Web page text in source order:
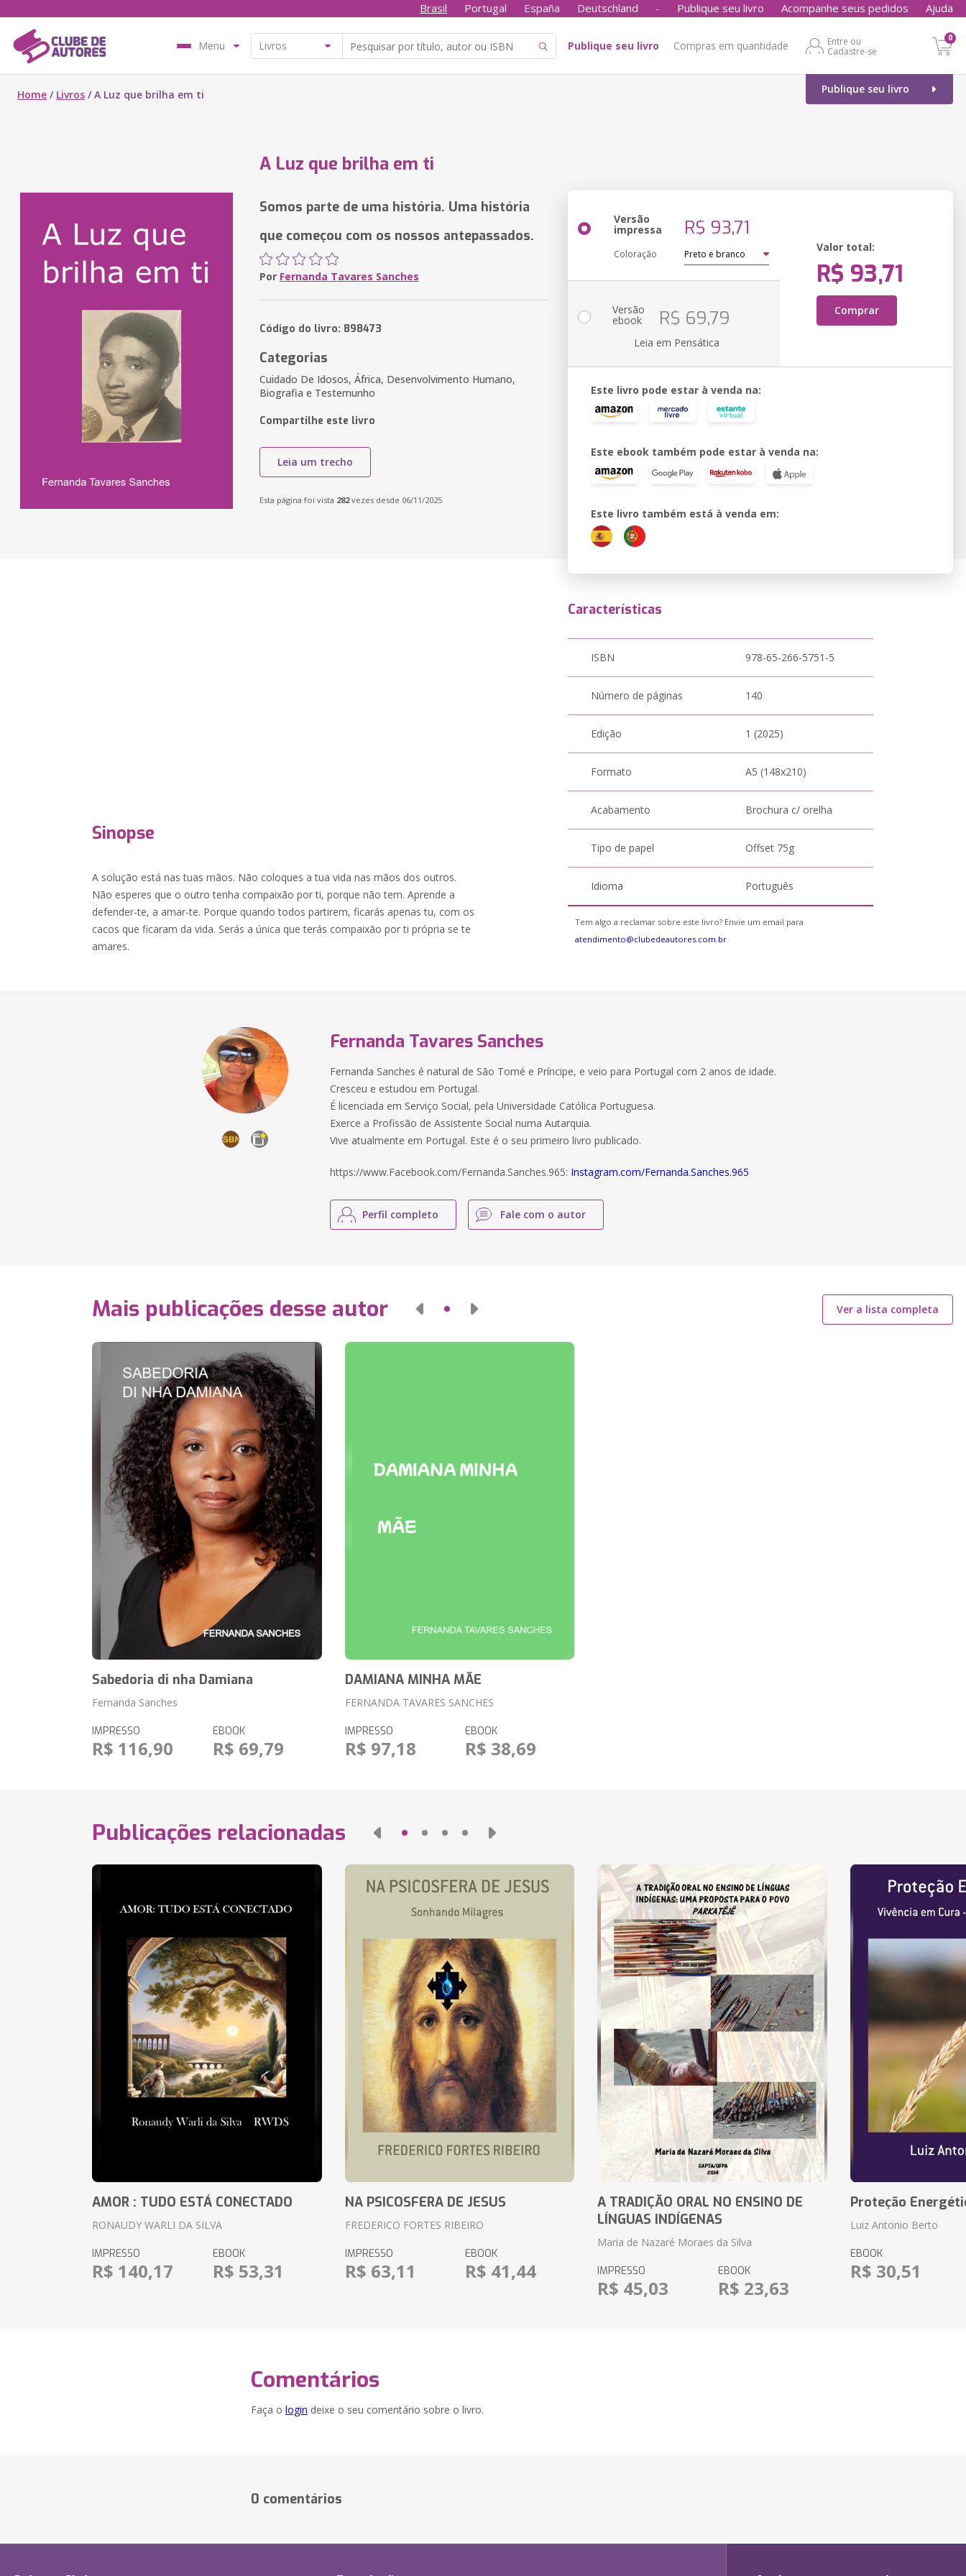
Brasil Portugal España Deutschland - Publique seu livro Acompanhe seus pedidos Ajuda
Menu Publique seu livro Compras em quantidade
Entre ou
Cadastre-se
0
Publique seu livro
Home / Livros /A Luz que brilha em ti
A Luz que brilha em ti
Somos parte de uma história. Uma história
que começou com os nossos antepassados.
Por Fernanda Tavares Sanches
Código do livro: 898473
Categorias
Cuidado De Idosos, África, Desenvolvimento Humano,
Biografia e Testemunho
Compartilhe este livro
Leia um trecho
Esta página foi vista 282vezes desde 06/11/2025
Versão
impressa R$ 93,71
Coloração
Valor total:
R$ 93,71
Comprar
Versão
ebook R$ 69,79
Leia em Pensática
Este livro pode estar à venda na:
Este ebook também pode estar à venda na:
Este livro também está à venda em:
Sinopse
A solução está nas tuas mãos. Não coloques a tua vida nas mãos dos outros.
Não esperes que o outro tenha compaixão por ti, porque não tem. Aprende a
defender-te, a amar-te. Porque quando todos partirem, ficarás apenas tu, com os
cacos que ficaram da vida. Serás a única que terás compaixão por ti própria se te
amares.
Características
ISBN 978-65-266-5751-5
Número de páginas 140
Edição 1 (2025)
Formato A5 (148x210)
Acabamento Brochura c/ orelha
Tipo de papel Offset 75g
Idioma Português
Tem algo a reclamar sobre este livro? Envie um email para
atendimento@clubedeautores.com.br
Fernanda Tavares Sanches
Fernanda Sanches é natural de São Tomé e Príncipe, e veio para Portugal com 2 anos de idade.
Cresceu e estudou em Portugal.
É licenciada em Serviço Social, pela Universidade Católica Portuguesa.
Exerce a Profissão de Assistente Social numa Autarquia.
Vive atualmente em Portugal. Este é o seu primeiro livro publicado.
https://www.Facebook.com/Fernanda.Sanches.965: Instagram.com/Fernanda.Sanches.965
Perfil completo Fale com o autor
Mais publicações desse autor Ver a lista completa
Sabedoria di nha Damiana
Fernanda Sanches
IMPRESSO
R$ 116,90
EBOOK
R$ 69,79
DAMIANA MINHA MÃE
FERNANDA TAVARES SANCHES
IMPRESSO
R$ 97,18
EBOOK
R$ 38,69
Publicações relacionadas
AMOR : TUDO ESTÁ CONECTADO
RONAUDY WARLI DA SILVA
IMPRESSO
R$ 140,17
EBOOK
R$ 53,31
NA PSICOSFERA DE JESUS
FREDERICO FORTES RIBEIRO
IMPRESSO
R$ 63,11
EBOOK
R$ 41,44
A TRADIÇÃO ORAL NO ENSINO DE
LÍNGUAS INDÍGENAS
Maria de Nazaré Moraes da Silva
IMPRESSO
R$ 45,03
EBOOK
R$ 23,63
Proteção
Luiz Antonio Berto
EBOOK
R$ 30,51
Comentários
Faça o login deixe o seu comentário sobre o livro.
0 comentários